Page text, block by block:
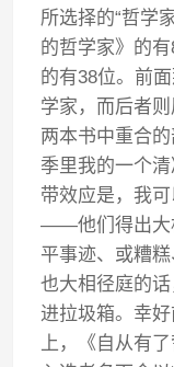
所选择的“哲学
的哲学家》的
的有38位。前
学家，而后者
两本书中重合
季里我的一个
带效应是，我
——他们得出大
平事迹、或糟
也大相径庭的
进拉圾箱。幸
上，《自从有